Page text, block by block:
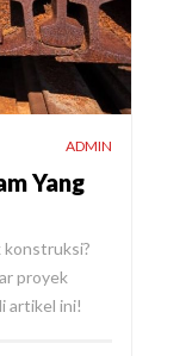
ADMIN
Yang
proyek
artikel ini!